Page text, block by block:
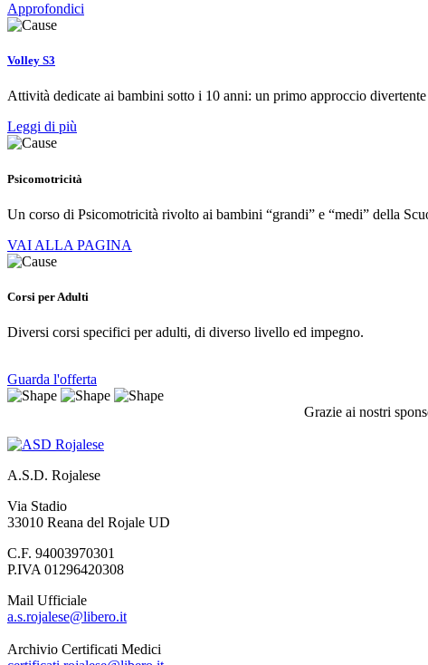
Approfondici
Volley S3
Attività dedicate ai bambini sotto i 10 anni: un primo approccio
Leggi di più
Psicomotricità
Un corso di Psicomotricità rivolto ai bambini “grandi” e “medi” della
VAI ALLA PAGINA
Corsi per Adulti
Diversi corsi specifici per adulti, di diverso livello ed impegno.
Guarda l'offerta
Grazie ai nostri
A.S.D. Rojalese
Via Stadio
33010 Reana del Rojale UD
C.F. 94003970301
P.IVA 01296420308
Mail Ufficiale
a.s.rojalese@libero.it
Archivio Certificati Medici